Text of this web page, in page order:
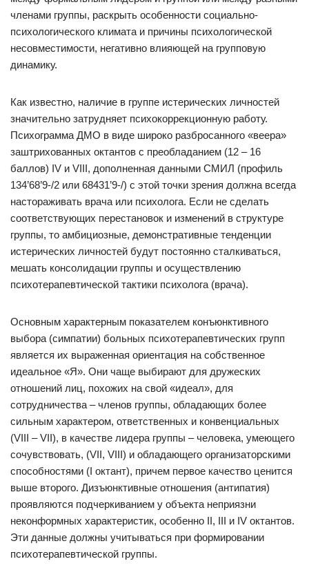
членами группы, раскрыть особенности социально-
психологического климата и причины психологической
несовместимости, негативно влияющей на групповую
динамику.
Как известно, наличие в группе истерических личностей
значительно затрудняет психокоррекционную работу.
Психограмма ДМО в виде широко разбросанного «веера»
заштрихованных октантов с преобладанием (12 – 16
баллов) IV и VIII, дополненная данными СМИЛ (профиль
134’68’9-/2 или 68431’9-/) с этой точки зрения должна всегда
настораживать врача или психолога. Если не сделать
соответствующих перестановок и изменений в структуре
группы, то амбициозные, демонстративные тенденции
истерических личностей будут постоянно сталкиваться,
мешать консолидации группы и осуществлению
психотерапевтической тактики психолога (врача).
Основным характерным показателем конъюнктивного
выбора (симпатии) больных психотерапевтических групп
является их выраженная ориентация на собственное
идеальное «Я». Они чаще выбирают для дружеских
отношений лиц, похожих на свой «идеал», для
сотрудничества – членов группы, обладающих более
сильным характером, ответственных и конвенциальных
(VIII – VII), в качестве лидера группы – человека, умеющего
сочувствовать, (VII, VIII) и обладающего организаторскими
способностями (I октант), причем первое качество ценится
выше второго. Дизъюнктивные отношения (антипатия)
проявляются подчеркиванием у объекта неприязни
неконформных характеристик, особенно II, III и IV октантов.
Эти данные должны учитываться при формировании
психотерапевтической группы.